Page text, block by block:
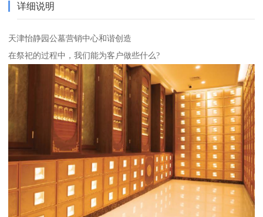
详细说明
天津怡静园公墓营销中心和谐创造
在祭祀的过程中，我们能为客户做些什么?